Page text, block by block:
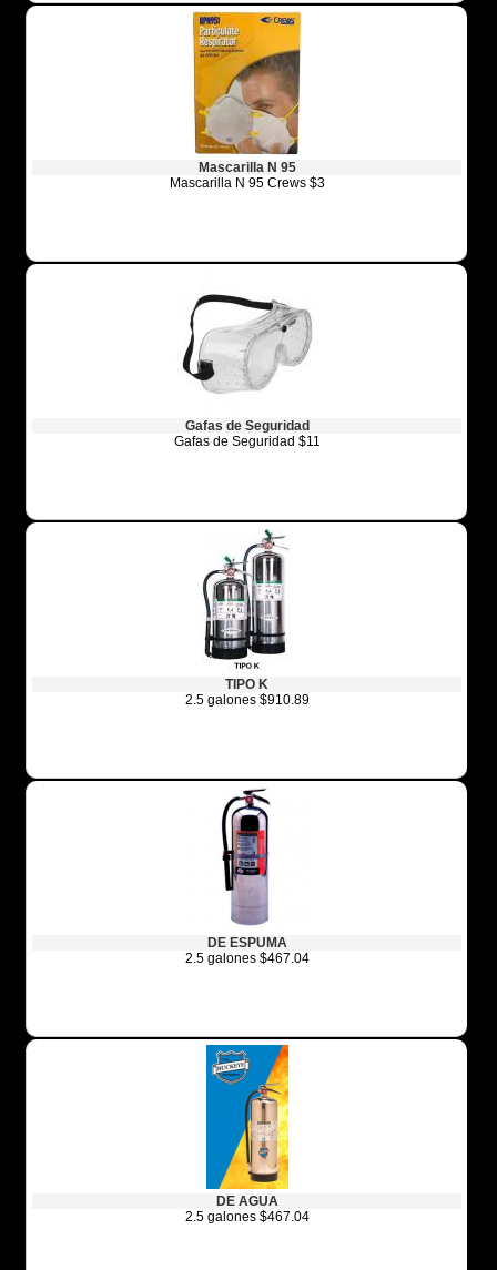
Mascarilla N 95
Mascarilla N 95 Crews $3
Gafas de Seguridad
Gafas de Seguridad $11
TIPO K
2.5 galones $910.89
DE ESPUMA
2.5 galones $467.04
DE AGUA
2.5 galones $467.04